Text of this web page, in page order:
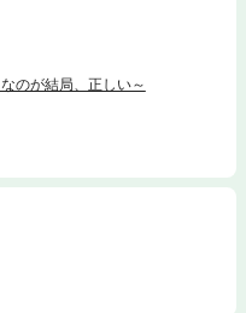
のが結局、正しい～